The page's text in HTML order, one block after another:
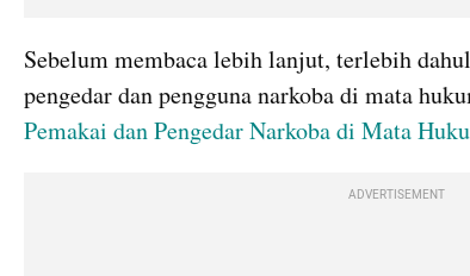
Sebelum membaca lebih lanjut, terlebih
pengedar dan pengguna narkoba di mata
Pemakai dan Pengedar Narkoba di Mata
ADVERTISEMENT